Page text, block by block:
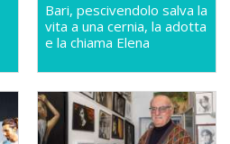
Bari, pescivendolo salva la
vita a una cernia, la adotta
e la chiama Elena